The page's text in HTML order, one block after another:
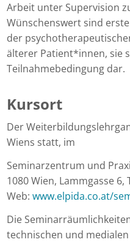
Arbeit unter Supervision
Wünschenswert sind
der
älterer Patient*innen, sie
Teilnahmebedingung dar.
Kursort
Der
Wiens statt, im
Seminarzentrum und
1080 Wien, Lammgasse 6,
Web:www.elpida.co.at/
Die
technischen und